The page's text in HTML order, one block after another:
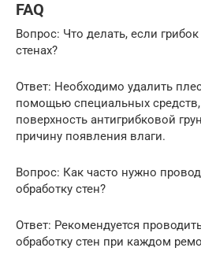
FAQ
Вопрос: Что делать, если
стенах?
Ответ: Необходимо удалить
помощью специальных средств,
поверхность антигрибковой
причину появления влаги.
Вопрос: Как часто нужно
обработку стен?
Ответ: Рекомендуется
обработку стен при каждом